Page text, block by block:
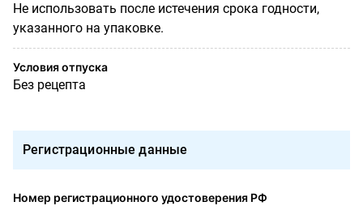
Не использовать после истечения срока годности,
указанного на упаковке.
Условия отпуска
Без рецепта
Регистрационные данные
Номер регистрационного удостоверения РФ